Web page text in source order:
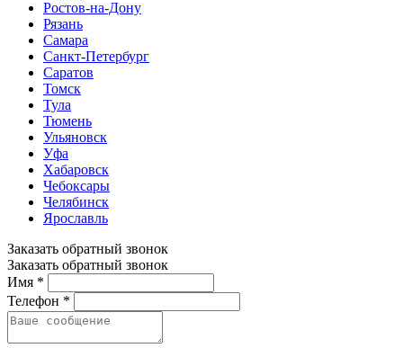
Ростов-на-Дону
Рязань
Самара
Санкт-Петербург
Саратов
Томск
Тула
Тюмень
Ульяновск
Уфа
Хабаровск
Чебоксары
Челябинск
Ярославль
Заказать обратный звонок
Заказать обратный звонок
Имя *
Телефон *